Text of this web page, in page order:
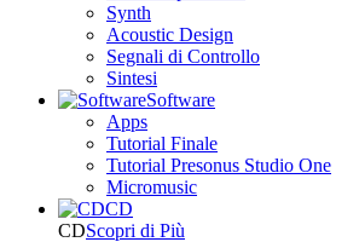
Synth
Acoustic Design
Segnali di Controllo
Sintesi
Software
Apps
Tutorial Finale
Tutorial Presonus Studio One
Micromusic
CD
CDScopri di Più